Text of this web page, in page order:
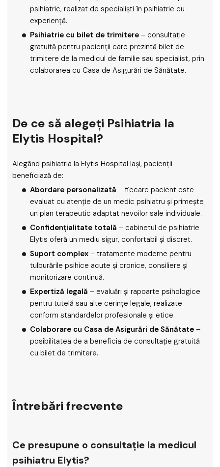
psihiatric, realizat de specialiști în psihiatrie cu
experiență.
Psihiatrie cu bilet de trimitere – consultație
gratuită pentru pacienții care prezintă bilet de
trimitere de la medicul de familie sau specialist, prin
colaborarea cu Casa de Asigurări de Sănătate.
De ce să alegeți Psihiatria la
Elytis Hospital?
Alegând psihiatria la Elytis Hospital Iași, pacienții
beneficiază de:
Abordare personalizată – fiecare pacient este
evaluat cu atenție de un medic psihiatru și primește
un plan terapeutic adaptat nevoilor sale individuale.
Confidențialitate totală – cabinetul de psihiatrie
Elytis oferă un mediu sigur, confortabil și discret.
Suport complex – tratamente moderne pentru
tulburările psihice acute și cronice, consiliere și
monitorizare continuă.
Expertiză legală – evaluări și rapoarte psihologice
pentru tutelă sau alte cerințe legale, realizate
conform standardelor profesionale și etice.
Colaborare cu Casa de Asigurări de Sănătate –
posibilitatea de a beneficia de consultație gratuită
cu bilet de trimitere.
Întrebări frecvente
Ce presupune o consultație la medicul
psihiatru Elytis?